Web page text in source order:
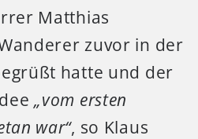
Matthias
zuvor in der
hatte und der
„vom ersten
war“, so Klaus